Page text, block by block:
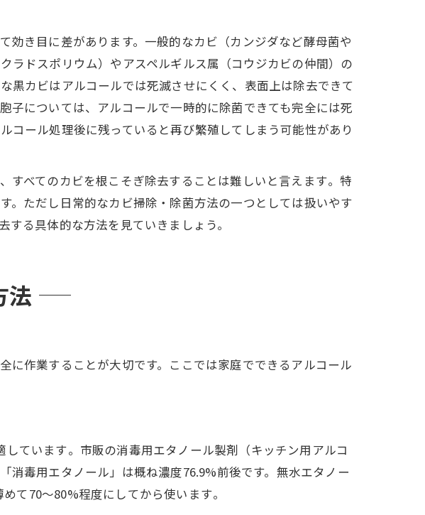
き目に差があります。一般的なカビ（カンジダなど酵母菌や
ラドスポリウム）やアスペルギルス属（コウジカビの仲間）の
黒カビはアルコールでは死滅させにくく、表面上は除去できて
子については、アルコールで一時的に除菌できても完全には死
ール処理後に残っていると再び繁殖してしまう可能性があり
べてのカビを根こそぎ除去することは難しいと言えます​。特
。ただし日常的なカビ掃除・除菌方法の一つとしては扱いやす
る具体的な方法を見ていきましょう。
法
に作業することが大切です。ここでは家庭でできるアルコール
ています​。市販の消毒用エタノール製剤（キッチン用アルコ
毒用エタノール」は概ね濃度76.9%前後です。無水エタノー
て70〜80%程度にしてから使います​。